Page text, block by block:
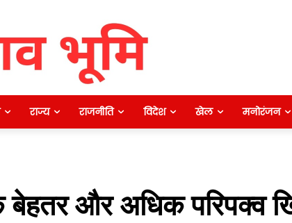
राज्य राजनीति विदेश खेल मनोरंजन
और अधिक परिपक्व